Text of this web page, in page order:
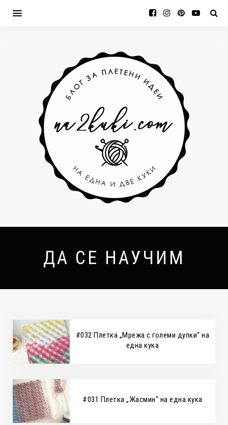
ДА СЕ НАУЧИМ
#032 Плетка „Мрежа с големи дупки“ на
една кука
#031 Плетка „Жасмин“ на една кука